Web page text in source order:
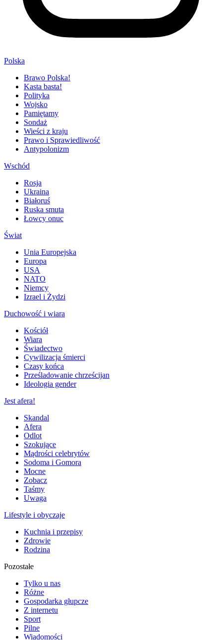
Polska
Brawo Polska!
Kasta basta!
Polityka
Wojsko
Pamiętamy
Sondaż
Wieści z kraju
Prawo i Sprawiedliwość
Antypolonizm
Wschód
Rosja
Ukraina
Białoruś
Ruska smuta
Łowcy onuc
Świat
Unia Europejska
Europa
USA
NATO
Niemcy
Izrael i Żydzi
Duchowość i wiara
Kościół
Wiara
Świadectwo
Cywilizacja śmierci
Czasy końca
Prześladowanie chrześcijan
Ideologia gender
Jest afera!
Skandal
Afera
Odlot
Szokujące
Mądrości celebrytów
Sodoma i Gomora
Mocne
Zobacz
Taśmy
Uwaga
Lifestyle i obyczaje
Kuchnia i przepisy
Zdrowie
Rodzina
Pozostałe
Tylko u nas
Różne
Gospodarka głupcze
Z internetu
Sport
Pilne
Wiadomości